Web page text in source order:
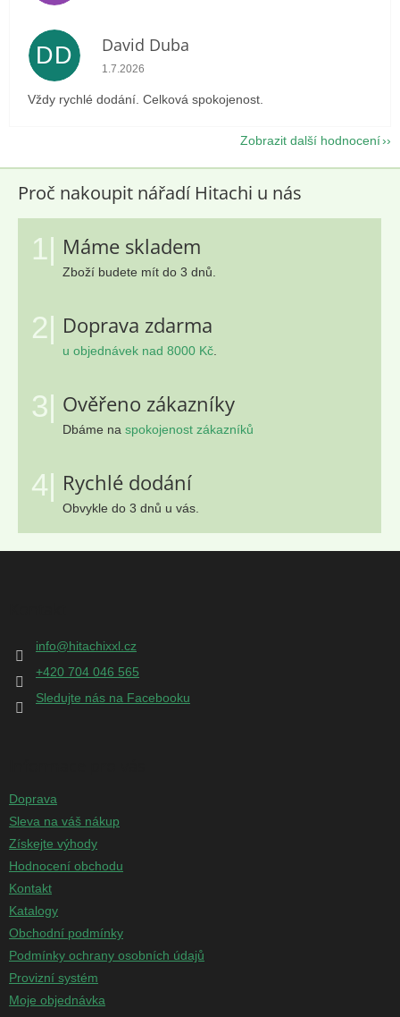
DD David Duba
Hodnocení obchodu je 5 z 5 hvězdiček.
1.7.2026
Vždy rychlé dodání. Celková spokojenost.
Zobrazit další hodnocení
Proč nakoupit nářadí Hitachi u nás
1| Máme skladem
Zboží budete mít do 3 dnů.
2| Doprava zdarma
u objednávek nad 8000 Kč
3| Ověřeno zákazníky
Dbáme na spokojenost zákazníků
4| Rychlé dodání
Obvykle do 3 dnů u vás.
info@hitachixxl.cz
+420 704 046 565
Sledujte nás na Facebooku
Doprava
Sleva na váš nákup
Získejte výhody
Hodnocení obchodu
Kontakt
Katalogy
Obchodní podmínky
Podmínky ochrany osobních údajů
Provizní systém
Moje objednávka